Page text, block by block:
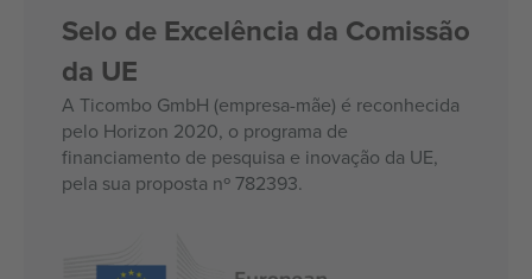
Selo de Excelência da Comissão
da UE
A Ticombo GmbH (empresa-mãe) é reconhecida
pelo Horizon 2020, o programa de
financiamento de pesquisa e inovação da UE,
pela sua proposta nº 782393.